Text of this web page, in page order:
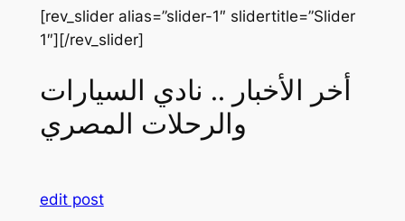
[rev_slider alias=”slider-1″ slidertitle=”Slider
1″][/rev_slider]
أخر الأخبار .. نادي السيارات
والرحلات المصري
edit post